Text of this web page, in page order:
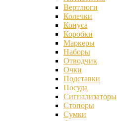
Вертлюги
Колечки
Конуса
Коробки
Маркеры
Наборы
Отводчик
Очки
Подставки
Посуда
Сигнализаторы
Стопоры
Сумки